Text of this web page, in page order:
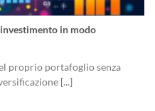
in modo
proprio portafoglio senza
[...]